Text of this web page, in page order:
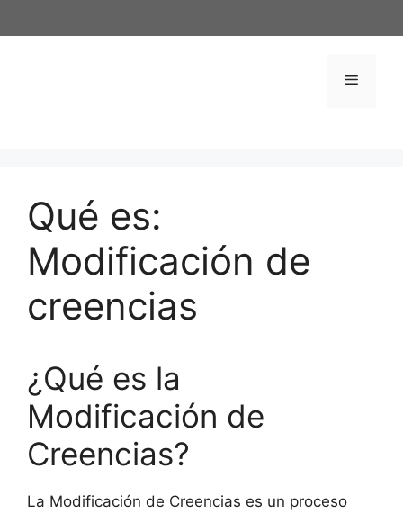
al
Menú
Qué es:
Modificación de
creencias
¿Qué es la
Modificación de
Creencias?
La Modificación de Creencias es un proceso